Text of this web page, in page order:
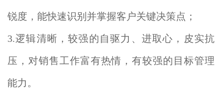
锐度，能快速识别并掌握客户关键决策点；
3.逻辑清晰，较强的自驱力、进取心，皮实抗
压，对销售工作富有热情，有较强的目标管理
能力。